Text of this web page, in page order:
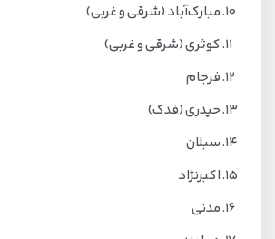
مبارک‌آباد (شرقی و غربی)
کوثری (شرقی و غربی)
فرجام
حیدری (فدک)
سبلان
اکبرنژاد
مدنی